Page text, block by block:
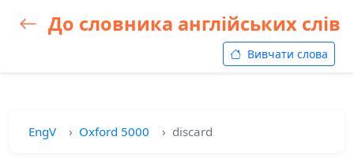
До словника англійських слів
Вивчати слова
EngV Oxford 5000 discard